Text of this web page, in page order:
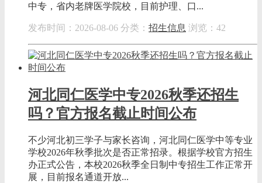
中专，省内老牌医学院校，目前护理、口...
发布时间：2026-08-06 分类： 招生信息 浏览：42
河北同仁医学中专2026秋季还招生
吗？官方报名截止时间公布
不少河北初三学子与家长咨询，河北同仁医学中等专业
学校2026年秋季批次是否正常招录。根据学校官方招生
办正式公告，本校2026秋季全日制中专招生工作正常开
展，目前报名通道开放...